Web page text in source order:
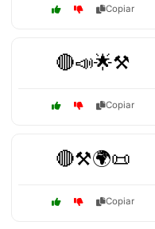
Copiar
🔴📣🌟⚒️
Copiar
🔴⚒️🌍📜
Copiar